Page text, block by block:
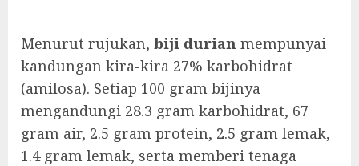
Menurut rujukan, biji durian mempunyai
kandungan kira-kira 27% karbohidrat
(amilosa). Setiap 100 gram bijinya
mengandungi 28.3 gram karbohidrat, 67
gram air, 2.5 gram protein, 2.5 gram lemak,
1.4 gram lemak, serta memberi tenaga